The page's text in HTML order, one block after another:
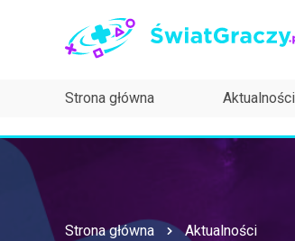
Strona główna Aktualności
Strona główna Aktualności